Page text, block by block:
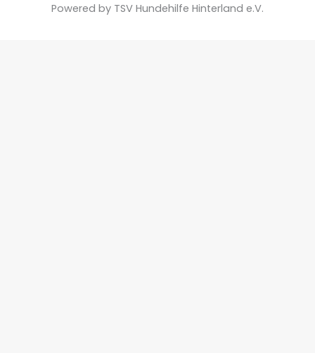
Powered by TSV Hundehilfe Hinterland e.V.